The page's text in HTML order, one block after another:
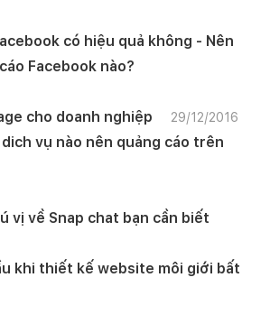
có hiệu quả không - Nên
Facebook nào?
cho doanh nghiệp 29/12/2016
vụ nào nên quảng cáo trên
vị về Snap chat bạn cần biết
khi thiết kế website môi giới bất